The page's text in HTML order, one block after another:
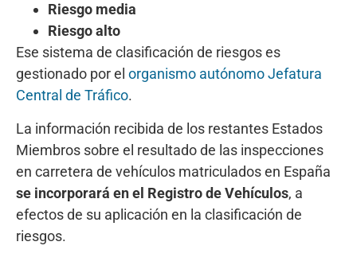
Riesgo media
Riesgo alto
Ese sistema de clasificación de riesgos es
gestionado por el organismo autónomo Jefatura
Central de Tráfico.
La información recibida de los restantes Estados
Miembros sobre el resultado de las inspecciones
en carretera de vehículos matriculados en España
se incorporará en el Registro de Vehículos, a
efectos de su aplicación en la clasificación de
riesgos.